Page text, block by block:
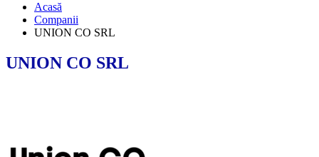
Acasă
Companii
UNION CO SRL
UNION CO SRL